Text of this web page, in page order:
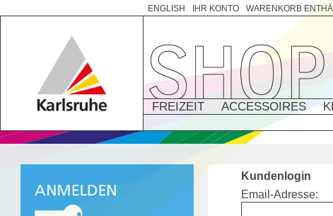
ENGLISH IHR KONTO WARENKORB
FREIZEIT ACCESSOIRES
Kundenlogin
Email-Adresse: